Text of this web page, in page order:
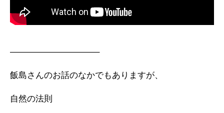
——————————–
飯島さんのお話のなかでもありますが、
自然の法則